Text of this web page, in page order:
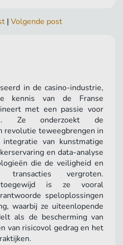
| Volgende post
in de casino-industrie,
kennis van de Franse
met een passie voor
Ze onderzoekt de
revolutie teweegbrengen in
van kunstmatige
en data-analyse
die de veiligheid en
transacties vergroten.
is ze vooral
speloplossingen
waarbij ze uiteenlopende
als de bescherming van
van risicovol gedrag en het